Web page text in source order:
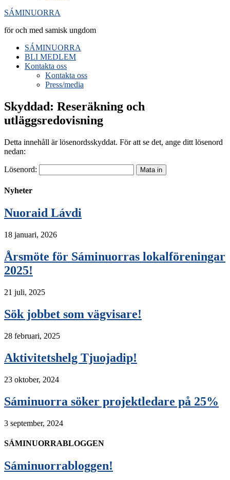
SÁMINUORRA
för och med samisk ungdom
SÁMINUORRA
BLI MEDLEM
Kontakta oss
Kontakta oss
Press/media
Skyddad: Reseräkning och
utläggsredovisning
Detta innehåll är lösenordsskyddat. För att se det, ange ditt lösenord
nedan:
Lösenord:
Nyheter
Nuoraid Lávdi
18 januari, 2026
Årsmöte för Sáminuorras lokalföreningar
2025!
21 juli, 2025
Sök jobbet som vägvisare!
28 februari, 2025
Aktivitetshelg Tjuojadip!
23 oktober, 2024
Sáminuorra söker projektledare på 25%
3 september, 2024
SÁMINUORRABLOGGEN
Sáminuorrabloggen!